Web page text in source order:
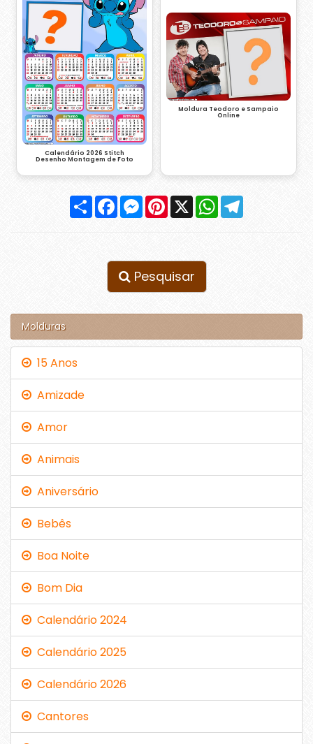
Calendário 2026 Stitch
Desenho Montagem de Foto
Moldura Teodoro e Sampaio
Online
Compartilhar
FacebookMessenger
Pinterest
X WhatsApp
Pesquisar
Molduras
15 Anos
Amizade
Amor
Animais
Aniversário
Bebês
Boa Noite
Bom Dia
Calendário 2024
Calendário 2025
Calendário 2026
Cantores